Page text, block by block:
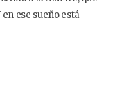
ese sueño está